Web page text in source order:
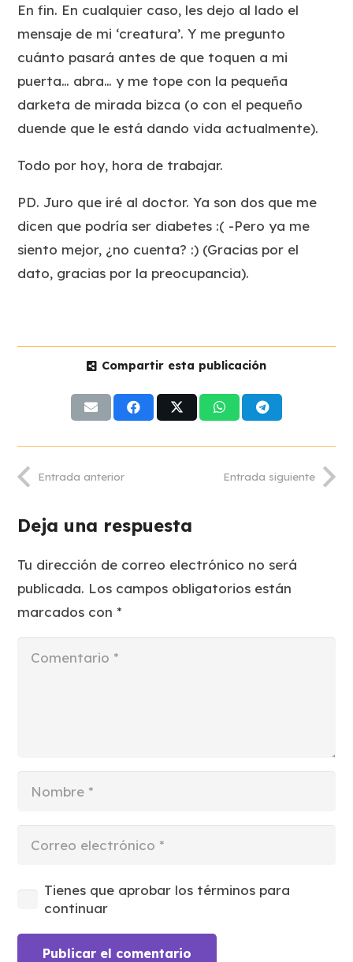
En fin. En cualquier caso, les dejo al lado el
mensaje de mi ‘creatura’. Y me pregunto
cuánto pasará antes de que toquen a mi
puerta… abra… y me tope con la pequeña
darketa de mirada bizca (o con el pequeño
duende que le está dando vida actualmente).
Todo por hoy, hora de trabajar.
PD. Juro que iré al doctor. Ya son dos que me
dicen que podría ser diabetes :( -Pero ya me
siento mejor, ¿no cuenta? :) (Gracias por el
dato, gracias por la preocupancia).
Compartir esta publicación
Entrada anterior Entrada siguiente
Deja una respuesta
Tu dirección de correo electrónico no será
publicada. Los campos obligatorios están
marcados con*
Tienes que aprobar los términos para
continuar
Publicar el comentario